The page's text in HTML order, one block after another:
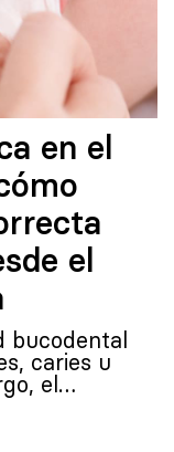
en el
el
bucodental
caries u
el…